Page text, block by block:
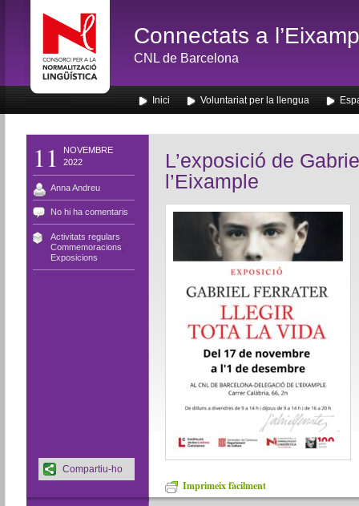
Connectats a
CNL de Barcelona
Inici Voluntariat per la llengua
11
NOVEMBRE
2022
Anna Andreu
No hi ha comentaris
Activitats regulars
Commemoracions
Exposicions
L’exposició de
l’Eixample
Imprimeix fàcilment
Compartiu-ho